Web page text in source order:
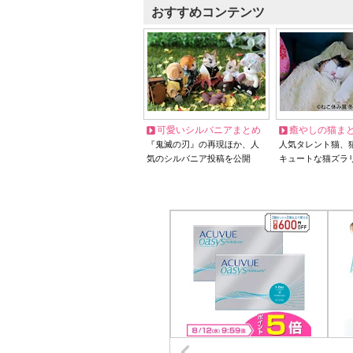
おすすめコンテンツ
可愛いシルバニアまとめ
『鬼滅の刃』の再現ほか、人
気のシルバニア投稿を公開
癒やしの猫ま
人気タレント猫
キュートな猫ズラ